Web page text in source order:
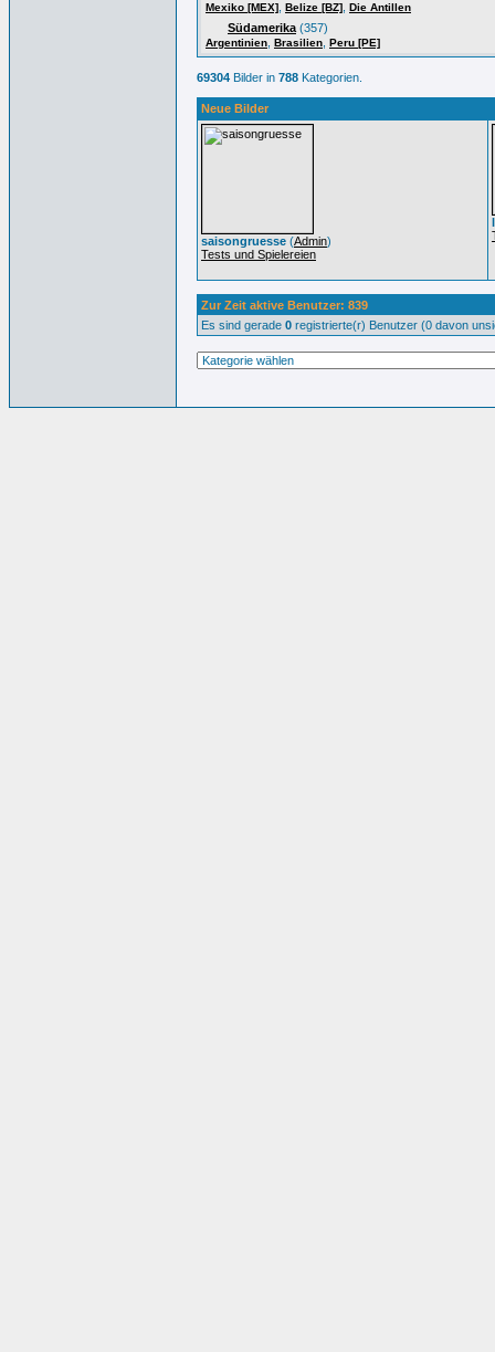
Mexiko [MEX] Belize [BZ] Die Antillen
Südamerika (357)
Argentinien Brasilien Peru [PE]
69304 Bilder in 788 Kategorien.
Neue Bilder
saisongruesse (Admin)
Tests und Spielereien
Zur Zeit aktive Benutzer: 839
Es sind gerade 0 registrierte(r) Benutzer (0 davon